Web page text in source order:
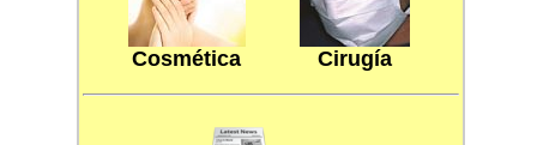
Cosmética Cirugía